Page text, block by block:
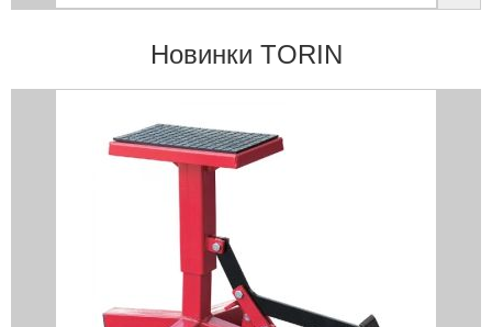
Новинки TORIN